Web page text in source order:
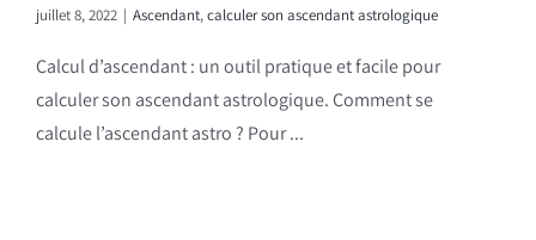
juillet 8, 2022 | Ascendant,calculer son ascendant astrologique
Calcul d’ascendant : un outil pratique et facile pour
calculer son ascendant astrologique. Comment se
calcule l’ascendant astro ? Pour ...